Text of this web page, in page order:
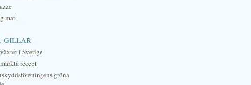
mat
gillar
i Sverige
recept
gröna